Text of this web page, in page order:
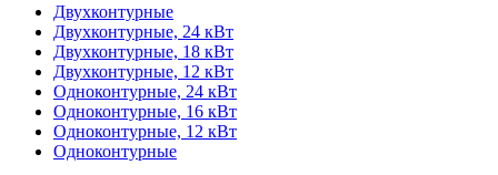
Двухконтурные
Двухконтурные, 24 кВт
Двухконтурные, 18 кВт
Двухконтурные, 12 кВт
Одноконтурные, 24 кВт
Одноконтурные, 16 кВт
Одноконтурные, 12 кВт
Одноконтурные